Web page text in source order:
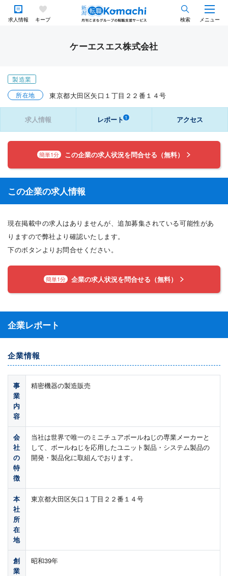
求人情報 キープ 検索 メニュー
ケーエスエス株式会社
製造業
所在地
東京都大田区矢口１丁目２２番１４号
求人情報 レポート1 アクセス
簡単1分 この企業の求人状況を問合せる（無料）
企業レポート
企業情報
事
業
内
容
精密機器の製造販売
会
社
の
特
徴
当社は世界で唯一のミニチュアボールねじの専業メーカーと
して、ボールねじを応用したユニット製品・システム製品の
開発・製品化に取組んでおります。
本
社
所
在
地
東京都大田区矢口１丁目２２番１４号
創
業
昭和39年
この企業の求人情報
現在掲載中の求人はありませんが、追加募集されている可能性があ
りますので弊社より確認いたします。
下のボタンよりお問合せください。
簡単1分 企業の求人状況を問合せる（無料）